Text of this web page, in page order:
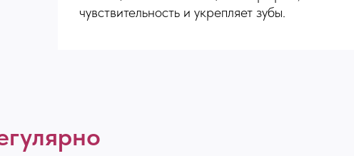
чувствительность и укрепляет зубы.